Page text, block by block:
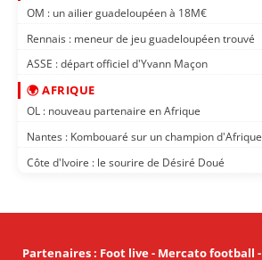
OM : un ailier guadeloupéen à 18M€
Rennais : meneur de jeu guadeloupéen trouvé
ASSE : départ officiel d'Yvann Maçon
🌍 AFRIQUE
OL : nouveau partenaire en Afrique
Nantes : Kombouaré sur un champion d'Afrique
Côte d'Ivoire : le sourire de Désiré Doué
Partenaires: Foot live- Mercato football -